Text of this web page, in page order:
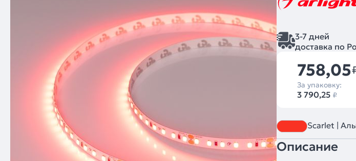
3-7 дней
доставка по
758,05
За упаковку:
3 790,25 ₽
Scarlet |
Описание